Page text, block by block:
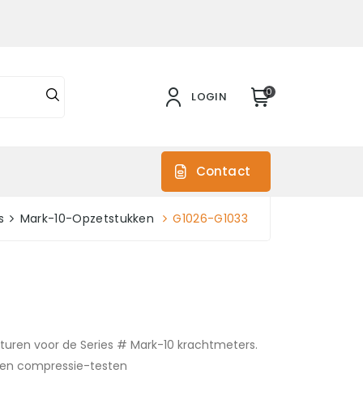
LOGIN 0
Contact
Mark-10-Opzetstukken G1026-G1033
voor de Series # Mark-10 krachtmeters.
compressie-testen